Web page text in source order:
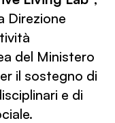
Direzione
del Ministero
il sostegno di
e di